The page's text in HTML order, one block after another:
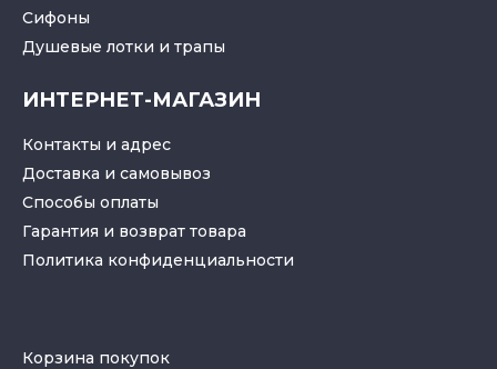
Cифоны
Душевые лотки и трапы
ИНТЕРНЕТ-МАГАЗИН
Контакты и адрес
Доставка и самовывоз
Способы оплаты
Гарантия и возврат товара
Политика конфиденциальности
Корзина покупок